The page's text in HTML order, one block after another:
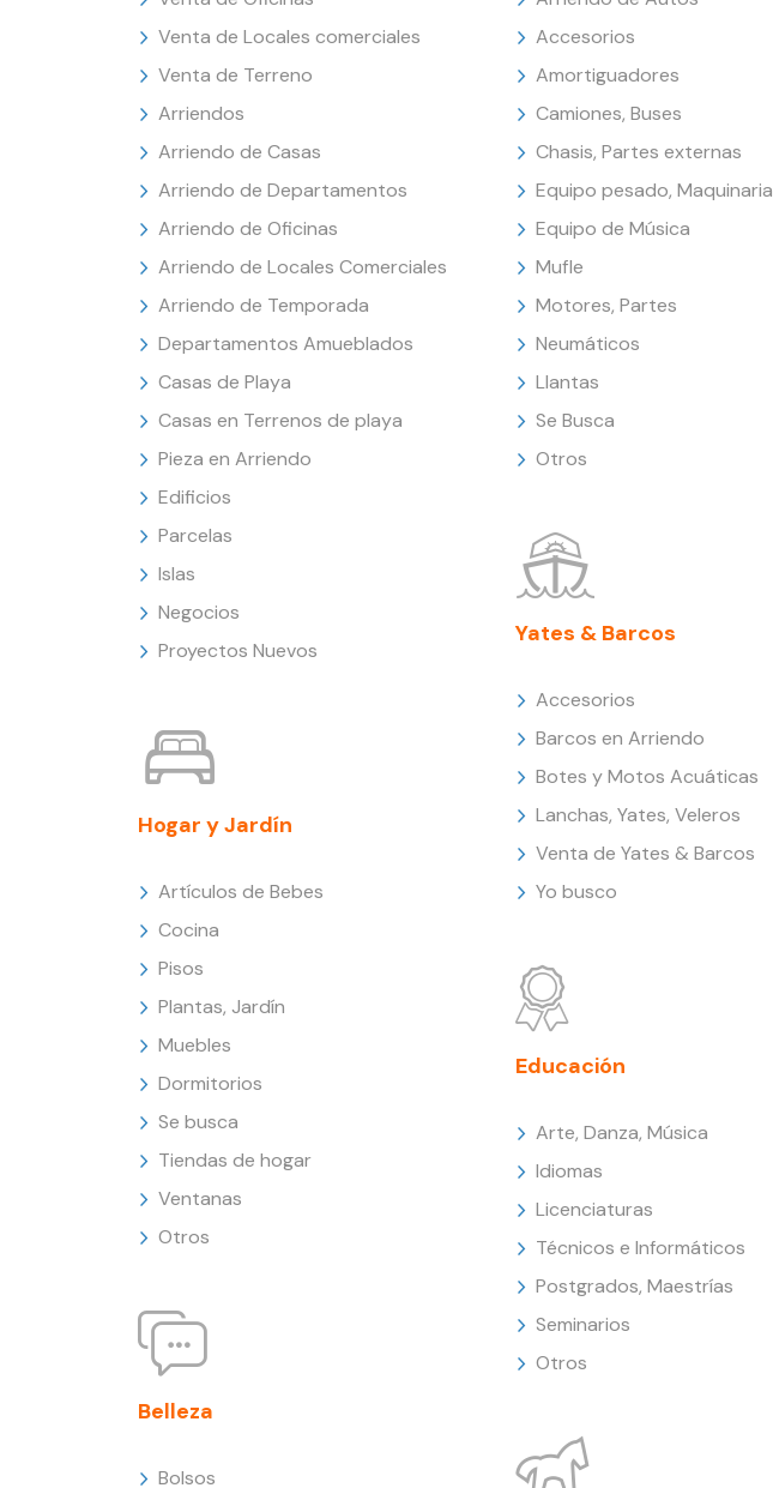
Venta de Locales comerciales
Venta de Terreno
Arriendos
Arriendo de Casas
Arriendo de Departamentos
Arriendo de Oficinas
Arriendo de Locales Comerciales
Arriendo de Temporada
Departamentos Amueblados
Casas de Playa
Casas en Terrenos de playa
Pieza en Arriendo
Edificios
Parcelas
Islas
Negocios
Proyectos Nuevos
Hogar y Jardín
Artículos de Bebes
Cocina
Pisos
Plantas, Jardín
Muebles
Dormitorios
Se busca
Tiendas de hogar
Ventanas
Otros
Belleza
Bolsos
Accesorios
Amortiguadores
Camiones, Buses
Chasis, Partes externas
Equipo pesado, Maquinaria
Equipo de Música
Mufle
Motores, Partes
Neumáticos
Llantas
Se Busca
Otros
Yates & Barcos
Accesorios
Barcos en Arriendo
Botes y Motos Acuáticas
Lanchas, Yates, Veleros
Venta de Yates & Barcos
Yo busco
Educación
Arte, Danza, Música
Idiomas
Licenciaturas
Técnicos e Informáticos
Postgrados, Maestrías
Seminarios
Otros